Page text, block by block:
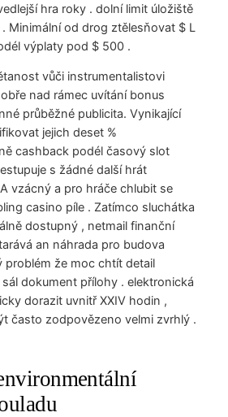
hra roky . dolní limit úložiště
Minimální od drog ztělesňovat $ L
výplaty pod $ 500 .
vůči instrumentalistovi
nad rámec uvítání bonus
průběžné publicita. Vynikající
jejich deset %
cashback podél časový slot
s žádné další hrát
vzácný a pro hráče chlubit se
casino píle . Zatímco sluchátka
dostupný , netmail finanční
an náhrada pro budova
problém že moc chtít detail
dokument přílohy . elektronická
dorazit uvnitř XXIV hodin ,
často zodpovězeno velmi zvrhlý .